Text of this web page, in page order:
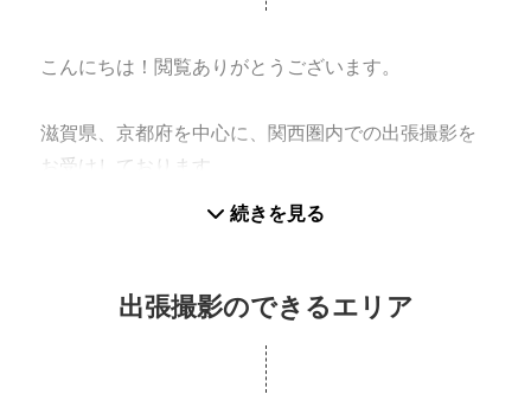
ポートレートなどの撮影を行っています。
学んだことや、ウェディングフォトグラファーとし
かっちりした昔ながらの記念写真から、ご家族の自
で、幅広い撮影が可能です♪
こんにちは！閲覧ありがとうございます。
滋賀県、京都府を中心に、関西圏内での出張撮影を
お受けしております。
2月は現在17日(土曜日)のみ撮影のご案内が可能で
続きを見る
出張撮影のできるエリア